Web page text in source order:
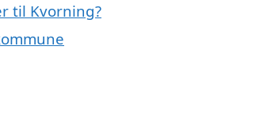
til Kvorning?